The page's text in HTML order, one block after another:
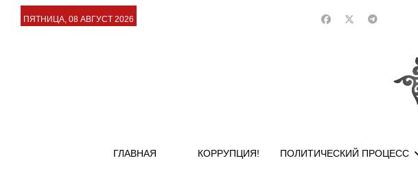
ПЯТНИЦА, 08 АВГУСТ 2026
ГЛАВНАЯ КОРРУПЦИЯ! ПОЛИТИЧЕСКИЙ ПРОЦЕСС